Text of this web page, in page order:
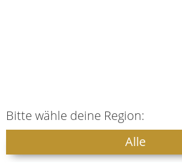
Bitte wähle deine Region:
Alle